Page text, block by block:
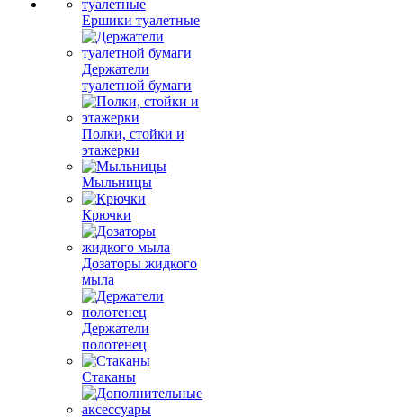
Ершики туалетные
Держатели
туалетной бумаги
Полки, стойки и
этажерки
Мыльницы
Крючки
Дозаторы жидкого
мыла
Держатели
полотенец
Стаканы